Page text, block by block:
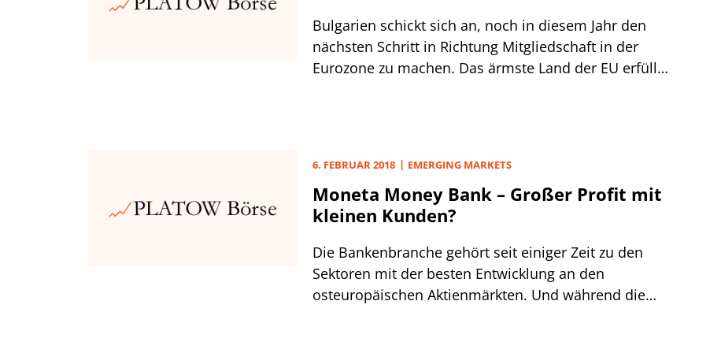
Bulgarien schickt sich an, noch in diesem Jahr den
nächsten Schritt in Richtung Mitgliedschaft in der
Eurozone zu machen. Das ärmste Land der EU erfüllt
Euro in Sofia.
6. FEBRUAR 2018 EMERGING MARKETS
Moneta Money Bank – Großer Profit mit
kleinen Kunden?
Die Bankenbranche gehört seit einiger Zeit zu den
Sektoren mit der besten Entwicklung an den
osteuropäischen Aktienmärkten. Und während die